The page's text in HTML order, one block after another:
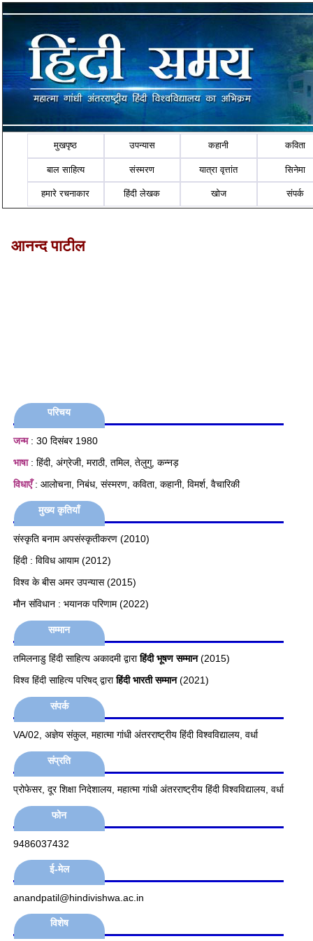
मुखपृष्ठ उपन्यास कहानी कविता
बाल साहित्य संस्मरण यात्रा वृत्तांत सिनेमा
हमारे रचनाकार हिंदी लेखक खोज संपर्क
आनन्द पाटील
परिचय
जन्म: 30 दिसंबर 1980
भाषा: हिंदी, अंग्रेजी, मराठी, तमिल, तेलुगु, कन्नड़
विधाएँ: आलोचना, निबंध, संस्मरण, कविता, कहानी, विमर्श, वैचारिकी
मुख्य कृतियाँ
संस्कृति बनाम अपसंस्कृतीकरण (2010)
हिंदी : विविध आयाम (2012)
विश्व के बीस अमर उपन्यास (2015)
मौन संविधान : भयानक परिणाम (2022)
सम्मान
तमिलनाडु हिंदी साहित्य अकादमी द्वाराहिंदी भूषण सम्मान(2015)
विश्व हिंदी साहित्य परिषद् द्वाराहिंदी भारती सम्मान(2021)
संपर्क
VA/02, अज्ञेय संकुल, महात्मा गांधी अंतरराष्ट्रीय हिंदी विश्वविद्यालय, वर्धा
संप्रति
प्रोफेसर, दूर शिक्षा निदेशालय, महात्मा गांधी अंतरराष्ट्रीय हिंदी विश्वविद्यालय, वर्धा
फोन
9486037432
ई-मेल
anandpatil@hindivishwa.ac.in
विशेष